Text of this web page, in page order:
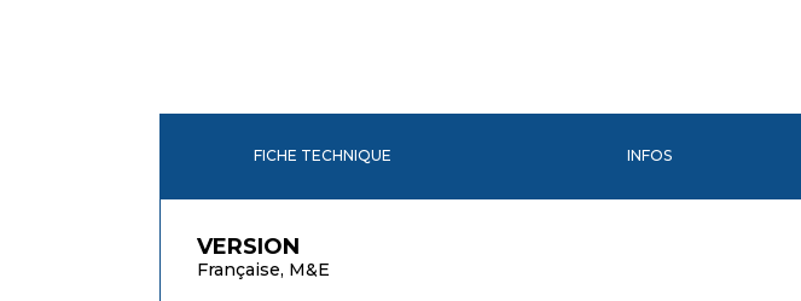
FICHE TECHNIQUE INFOS
VERSION
Française, M&E